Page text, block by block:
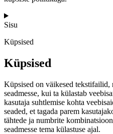
Sisu
Küpsised
Küpsised
Küpsised on väikesed tekstifailid,
seadmesse, kui ta külastab
kasutaja suhtlemise kohta
seaded, et tagada parem
tähtede ja numbrite
seadmesse tema külastuse ajal.